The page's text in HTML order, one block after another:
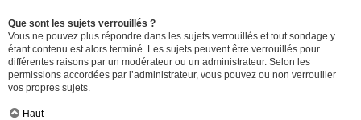
Que sont les sujets verrouillés ?
Vous ne pouvez plus répondre dans les sujets verrouillés et tout sondage y
étant contenu est alors terminé. Les sujets peuvent être verrouillés pour
différentes raisons par un modérateur ou un administrateur. Selon les
permissions accordées par l’administrateur, vous pouvez ou non verrouiller
vos propres sujets.
Haut